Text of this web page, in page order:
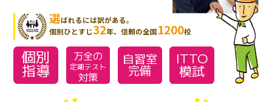
選ばれるには訳がある。
個別ひとすじ32年、信頼の全国1200校
個別
指導
万全の
定期テスト
対策
自習室
完備
ITTO
模試